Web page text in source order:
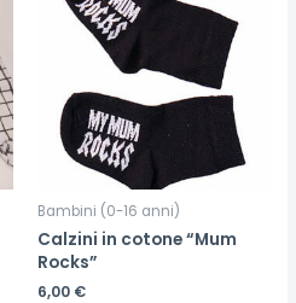
Bambini (0-16 anni)
Calzini in cotone “Mum
Rocks”
6,00 €